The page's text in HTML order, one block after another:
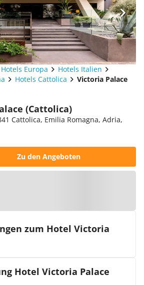
Hotels Europa
Hotels Italien
Hotels Cattolica Victoria Palace
(Cattolica)
Cattolica, Emilia Romagna, Adria,
Zu den Angeboten
zum Hotel Victoria
Hotel Victoria Palace